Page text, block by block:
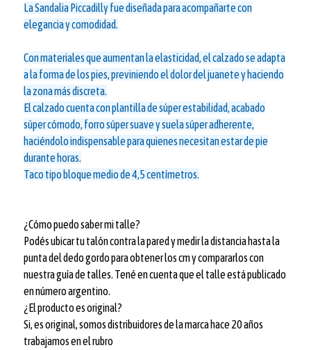
La Sandalia Piccadilly fue diseñada para acompañarte con
elegancia y comodidad.
Con materiales que aumentan la elasticidad, el calzado se adapta
a la forma de los pies, previniendo el dolor del juanete y haciendo
la zona más discreta.
El calzado cuenta con plantilla de súper estabilidad, acabado
súper cómodo, forro súper suave y suela súper adherente,
haciéndolo indispensable para quienes necesitan estar de pie
durante horas.
Taco tipo bloque medio de 4,5 centímetros.
¿Cómo puedo saber mi talle?
Podés ubicar tu talón contra la pared y medir la distancia hasta la
punta del dedo gordo para obtener los cm y compararlos con
nuestra guía de talles. Tené en cuenta que el talle está publicado
en número argentino.
¿El producto es original?
Si, es original, somos distribuidores de la marca hace 20 años
trabajamos en el rubro